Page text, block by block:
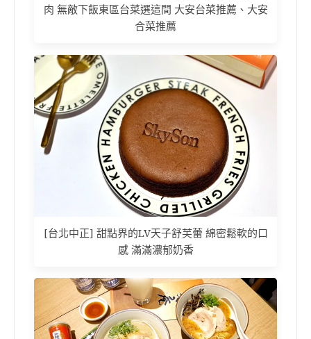
肉 無敵下飯東區台菜選這間 大安台菜推薦、大安
合菜推薦
[台北中正] 甜點界的LV天子舒芙蕾 綿密鬆軟的口
感 滿滿濃郁奶香